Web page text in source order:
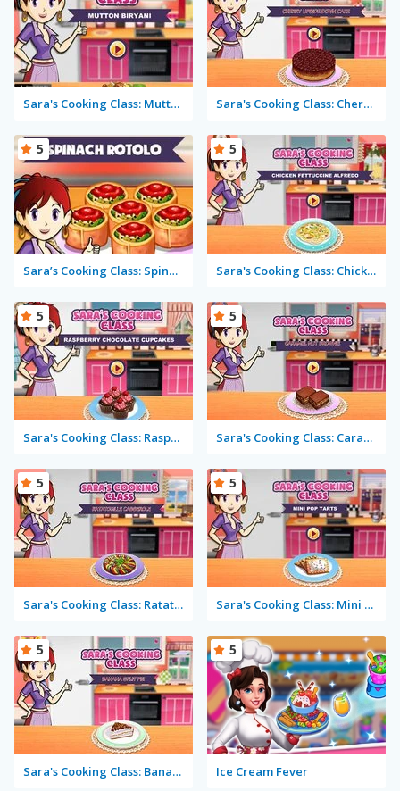
Sara's Cooking Class: Mutton Biryani Sara's Cooking Class: Cherry Upside Down Cake
Sara’s Cooking Class: Spinach Rotolo
5
Sara's Cooking Class: Chicken Fettuccine Alfredo
5
Sara's Cooking Class: Raspberry Chocolate Cupcakes
5
Sara's Cooking Class: Caramel Nut Brownie
5
Sara's Cooking Class: Ratatouille Casserole
5
Sara's Cooking Class: Mini Pop Tarts
5
Sara's Cooking Class: Banana Split Pie
5
Ice Cream Fever
5